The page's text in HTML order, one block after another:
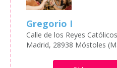
Gregorio I
Calle de los Reyes
Madrid, 28938 Móstoles